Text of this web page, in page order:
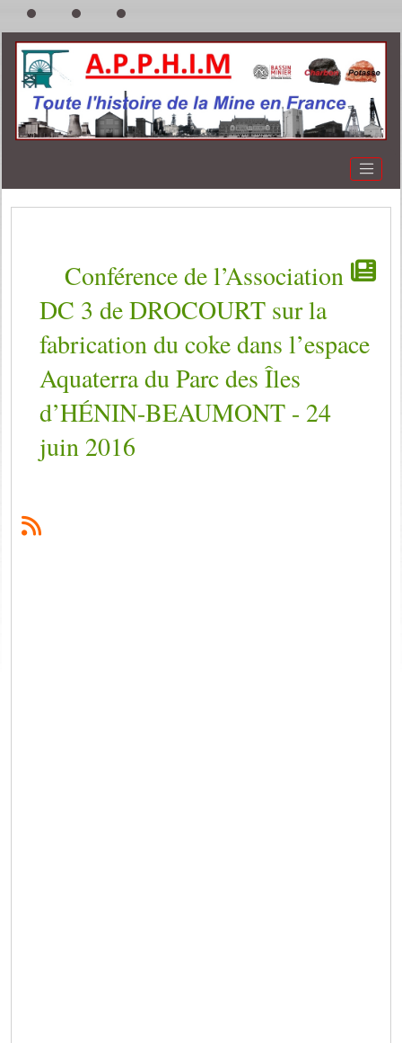
Conférence de l’Association
DC 3 de DROCOURT sur la
fabrication du coke dans l’espace
Aquaterra du Parc des Îles
d’HÉNIN-BEAUMONT - 24
juin 2016